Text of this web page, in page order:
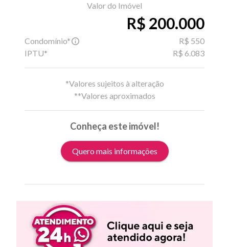
Valor do Imóvel
R$ 200.000
Condomínio*
R$ 550
IPTU*
R$ 6.083
*Valores sujeitos à alteração
**Valores aproximados
Conheça este imóvel!
Quero mais informações